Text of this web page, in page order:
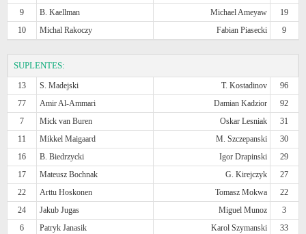
9
B. Kaellman Michael Ameyaw
19
10
Michal Rakoczy Fabian Piasecki 9
SUPLENTES:
13 S. Madejski T. Kostadinov
96
77
Amir Al-Ammari Damian Kadzior
92
7
Mick van Buren Oskar Lesniak
31
11
Mikkel Maigaard M. Szczepanski
30
16
B. Biedrzycki Igor Drapinski
29
17
Mateusz Bochnak G. Kirejczyk
27
22
Arttu Hoskonen Tomasz Mokwa
22
24
Jakub Jugas Miguel Munoz
3
6
Patryk Janasik Karol Szymanski 33